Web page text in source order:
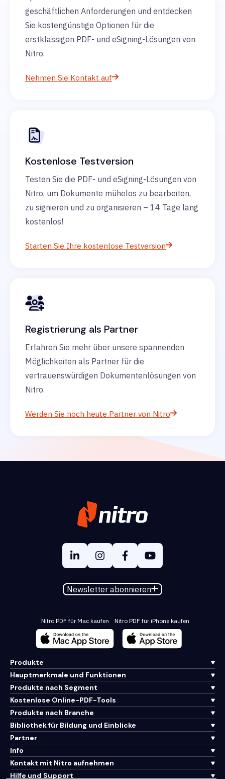
geschäftlichen Anforderungen und entdecken
Sie kostengünstige Optionen für die
erstklassigen PDF- und eSigning-Lösungen von
Nitro.
Nehmen Sie Kontakt auf
Kostenlose Testversion
Testen Sie die PDF- und eSigning-Lösungen von
Nitro, um Dokumente mühelos zu bearbeiten,
zu signieren und zu organisieren – 14 Tage lang
kostenlos!
Starten Sie Ihre kostenlose Testversion
Registrierung als Partner
Erfahren Sie mehr über unsere spannenden
Möglichkeiten als Partner für die
vertrauenswürdigen Dokumentenlösungen von
Nitro.
Werden Sie noch heute Partner von Nitro
Newsletter abonnieren
Nitro PDF für Mac kaufen Nitro PDF für iPhone kaufen
Produkte
Hauptmerkmale und Funktionen
Produkte nach Segment
Kostenlose Online-PDF-Tools
Produkte nach Branche
Bibliothek für Bildung und Einblicke
Partner
Info
Kontakt mit Nitro aufnehmen
Hilfe und Support